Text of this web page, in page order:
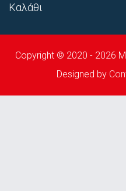
Καλάθι
Copyright © 2020 - 2026
Designed by